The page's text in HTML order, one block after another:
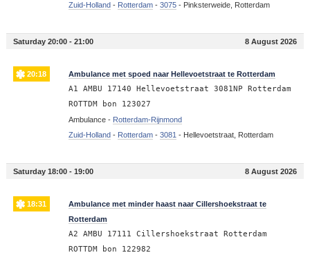
Zuid-Holland- Rotterdam- 3075- Pinksterweide, Rotterdam
Saturday 20:00 - 21:00 8 August 2026
20:18 Ambulance met spoed naar Hellevoetstraat te Rotterdam
A1 AMBU 17140 Hellevoetstraat 3081NP Rotterdam
ROTTDM bon 123027
Ambulance - Rotterdam-Rijnmond
Zuid-Holland- Rotterdam- 3081 - Hellevoetstraat, Rotterdam
Saturday 18:00 - 19:00 8 August 2026
18:31
Ambulance met minder haast naar Cillershoekstraat te
Rotterdam
A2 AMBU 17111 Cillershoekstraat Rotterdam
ROTTDM bon 122982